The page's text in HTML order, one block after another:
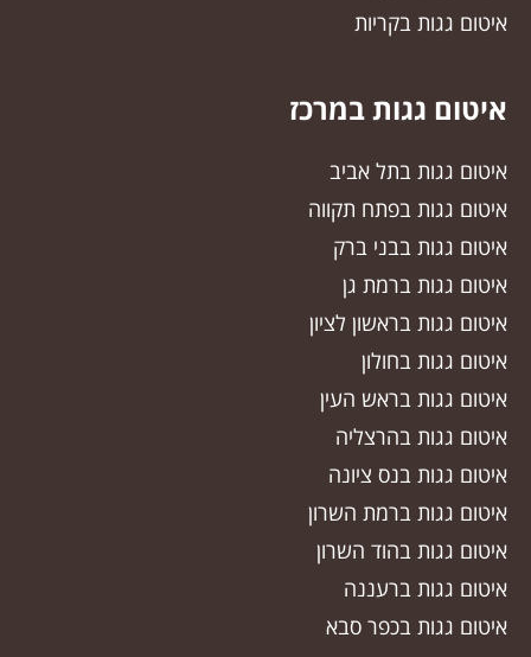
איטום גגות בקריות
איטום גגות במרכז
איטום גגות בתל אביב
איטום גגות בפתח תקווה
איטום גגות בבני ברק
איטום גגות ברמת גן
איטום גגות בראשון לציון
איטום גגות בחולון
איטום גגות בראש העין
איטום גגות בהרצליה
איטום גגות בנס ציונה
איטום גגות ברמת השרון
איטום גגות בהוד השרון
איטום גגות ברעננה
איטום גגות בכפר סבא